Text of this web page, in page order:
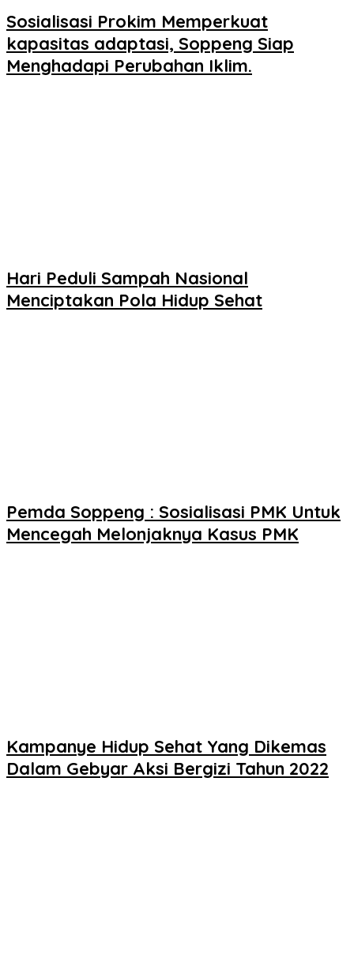
Sosialisasi Prokim Memperkuat
kapasitas adaptasi, Soppeng Siap
Menghadapi Perubahan Iklim.
Hari Peduli Sampah Nasional
Menciptakan Pola Hidup Sehat
Pemda Soppeng : Sosialisasi PMK Untuk
Mencegah Melonjaknya Kasus PMK
Kampanye Hidup Sehat Yang Dikemas
Dalam Gebyar Aksi Bergizi Tahun 2022